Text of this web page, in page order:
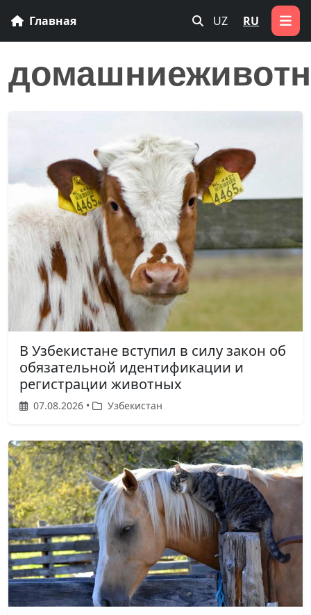
Главная UZ RU
В Узбекистане вступил в силу закон об
обязательной идентификации и
регистрации животных
07.08.2026 • Узбекистан